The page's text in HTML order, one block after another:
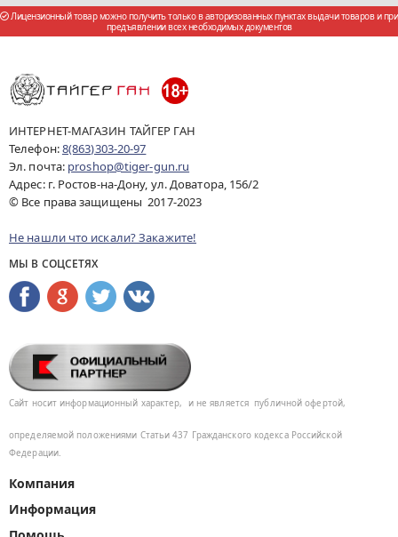
Лицензионный товар можно получить только в авторизованных пунктах выдачи товаров и при
предъявлении всех необходимых документов
ИНТЕРНЕТ-МАГАЗИН ТАЙГЕР ГАН
Телефон:8(863)303-20-97
Эл. почта: proshop@tiger-gun.ru
Адрес: г. Ростов-на-Дону, ул. Доватора, 156/2
© Все права защищены 2017-2023
Не нашли что искали? Закажите!
МЫ В СОЦСЕТЯХ
Сайт носит информационный характер, и не является публичной офертой,
определяемой положениями Статьи 437 Гражданского кодекса Российской
Федерации.
Компания
Информация